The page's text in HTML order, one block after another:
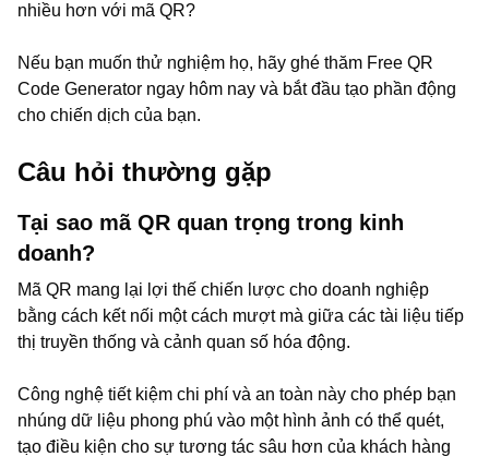
nhiều hơn với mã QR?
Nếu bạn muốn thử nghiệm họ, hãy ghé thăm Free QR
Code Generator ngay hôm nay và bắt đầu tạo phần động
cho chiến dịch của bạn.
Câu hỏi thường gặp
Tại sao mã QR quan trọng trong kinh
doanh?
Mã QR mang lại lợi thế chiến lược cho doanh nghiệp
bằng cách kết nối một cách mượt mà giữa các tài liệu tiếp
thị truyền thống và cảnh quan số hóa động.
Công nghệ tiết kiệm chi phí và an toàn này cho phép bạn
nhúng dữ liệu phong phú vào một hình ảnh có thể quét,
tạo điều kiện cho sự tương tác sâu hơn của khách hàng